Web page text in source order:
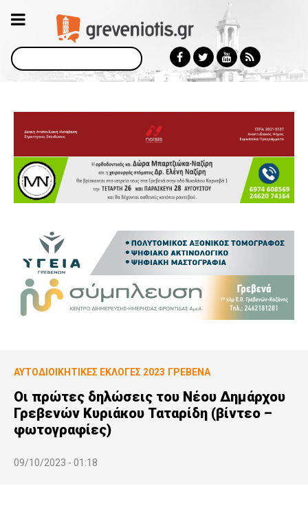
Αναζήτηση
ΑΥΤΟΔΙΟΙΚΗΤΙΚΕΣ ΕΚΛΟΓΕΣ 2023 ΓΡΕΒΕΝΆ
Οι πρώτες δηλώσεις του Νέου Δημάρχου
Γρεβενών Κυριάκου Ταταρίδη (βίντεο –
φωτογραφίες)
09/10/2023 - 01:18